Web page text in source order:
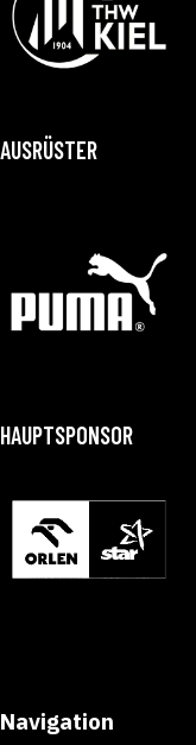
AUSRÜSTER
HAUPTSPONSOR
Navigation